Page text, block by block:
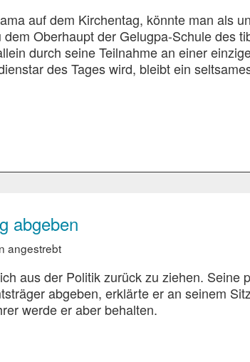
auf dem Kirchentag, könnte man als
Oberhaupt der Gelugpa-Schule des
durch seine Teilnahme an einer
des Tages wird, bleibt ein
abgeben
angestrebt
aus der Politik zurück zu ziehen. Seine
abgeben, erklärte er an seinem
werde er aber behalten.